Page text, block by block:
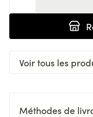
Voir tous les
Méthodes de